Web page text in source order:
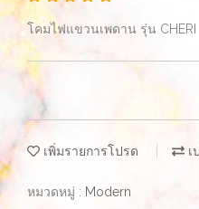
โคมไฟแขวนเพดาน รุ่น CHERI
เพิ่มรายการโปรด เ
หมวดหมู่ : Modern